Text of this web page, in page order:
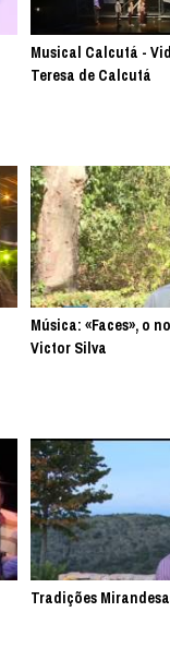
Musical Calcutá -
Teresa de Calcutá
Música: «Faces», o
Victor Silva
Tradições